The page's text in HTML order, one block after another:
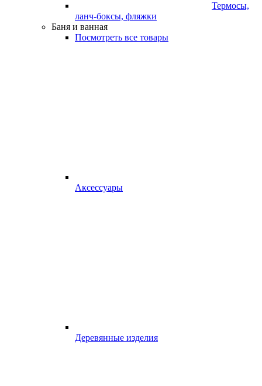
Термосы,
ланч-боксы, фляжки
Баня и ванная
Посмотреть все товары
Аксессуары
Деревянные изделия